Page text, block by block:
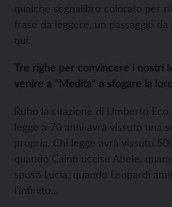
qualche segnalibro colorato per
frase da leggere, un passaggio
qui.
Tre righe per convincere i nostri
venire a "Medita" a sfogare la
Rubo la citazione di Umberto
legge a 70 anni avrà vissuto una
propria. Chi legge avrà vissuto
quando Caino uccise Abele,
sposò Lucia, quando Leopardi
l'infinito…